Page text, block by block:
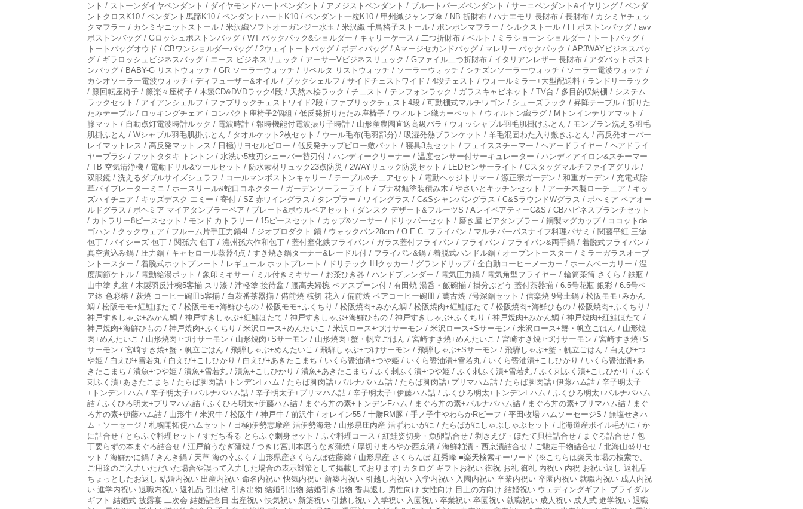
ント / ストーンダイヤペンダント / ダイヤモンドハートペンダント / アメジストペンダント / ブルートパーズペンダント / サーニペンダント&イヤリング / ペンダ
ントクロスK10 / ペンダント馬蹄K10 / ペンダントハートK10 / ペンダント一粒K10 / 甲州織ジャンプ傘 / NB 折財布 / ハナエモリ 長財布 / 長財布 / カシミヤチェッ
クマフラー / カシミヤニットストール / 米沢織ソフトオーガンジー水玉 / 米沢織 千鳥格子ストール / ポンポンマフラー / シルクストール / FI ボストンバッグ / аvv
ボストンバッグ / Gロッシュボストンバッグ / WT バックパック&ショルダー / キャリーケース / 二つ折財布 / ベルト / ミラショーン ショルダー / トートバッグ /
トートバッグオウド / CBワンショルダーバッグ / 2ウェイトートバッグ / ボディバッグ / Aマージセカンドバッグ / マレリー バックパック / AP3WAYビジネスバッ
グ / ギラロッシュビジネスバッグ / エース ビジネスリュック / アーサーVビジネスリュック / Gファイル二つ折財布 / イタリアンレザー 長財布 / アダバットボスト
ンバッグ / BABY-G リストウォッチ / GR ソーラーウォッチ / リベルタ リストウォッチ / ソーラーウォッチ / シチズンソーラーウォッチ / ソーラー電波ウォッチ /
カシオソーラー電波ウォッチ / ディフューザー&オイル / ブックシェルフ / サイドチェストワイド / 4段チェスト / ウォールミラー+大型配送料 / ランドリーラック
/ 籐回転座椅子 / 籐楽々座椅子 / 木製CD&DVDラック4段 / 天然木桧ラック / チェスト / テレフォンラック / ガラスキャビネット / TV台 / 多目的収納棚 / システム
ラックセット / アイアンシェルフ / ファブリックチェストワイド2段 / ファブリックチェスト4段 / 可動棚式マルチワゴン / シューズラック / 昇降テーブル / 折りた
たみテーブル / ロッキングチェア / コンパクト座椅子2個組 / 低反発折りたたみ座椅子 / ウィルトン織カーペット / ウィルトン織ラグ / Mトンインテリアマット /
籐マット / 自動点灯電波時計ルック / 電波時計 / 報時機能付電波振り子時計 / 山形産農園直送高級バラ / ウォッシャブル羽毛肌掛けふとん / モンブラン洗える羽毛
肌掛ふとん / Wシャブル羽毛肌掛ふとん / タオルケット2枚セット / ウール毛布(毛羽部分) / 吸湿発熱ブランケット / 羊毛混固わた入り敷きふとん / 高反発オーバー
レイマットレス / 高反発マットレス / 日極)リヨセルピロー / 低反発チップピロー敷パット / 寝具3点セット / フェイススチーマー / ヘアードライヤー / ヘアドライ
ヤーブラシ / フットタタキ トントン / 水洗い5枚刃シェーバー替刃付 / ハンディークリーナー / 温度センサー付サーキュレーター / ハンディアイロン&スチーマー
/ TB 空気清浄機 / 電動ドリル&ツールセット / 防水素材リュック23点防災 / 2WAYリュック防災セット / LEDセンサーライト / Cスタッグマルチファイアグリル /
双眼鏡 / 洗えるダブルサイズシュラフ / コールマンボストンキャリー / テーブル&チェアセット / 電動ヘッジトリマー / 源正宗ガーデン / 和重ガーデン / 充電式除
草バイブレーターミニ / ホースリール&蛇口コネクター / ガーデンソーラーライト / ブナ材無塗装積み木 / やさいとキッチンセット / アーチ木製ローチェア / キッ
ズハイチェア / キッズデスク エミー / 寄付 / SZ 赤ワイングラス / タンブラー / ワイングラス / C&Sシャンパングラス / C&SラウンドWグラス / ボヘミア ペアオー
ルドグラス / ボヘミア マイアタンブラーペア / プレート&ボウルペアセット / ダンスク デザート&フルーツS / AレイペアティーC&S / CBハピネスブランチセット
/ カトラリー8ピースセット / モンド カトラリー / 15ピースセット / カップ&ソーサー / ドリッパーセット / 磨き屋 ビアタンブラー / 銅製マグカップ / ココットde
ゴハン / クックウェア / フルーム片手圧力鍋4L / ジオプロダクト 鍋 / ウォックパン28cm / O.E.C. フライパン / マルチパーパスナイフ料理バサミ / 関藤平紅 三徳
包丁 / パイシーズ 包丁 / 関孫六 包丁 / 濃州孫六作和包丁 / 蓋付窒化鉄フライパン / ガラス蓋付フライパン / フライパン / フライパン&両手鍋 / 着脱式フライパン /
真空煮込み鍋 / 圧力鍋 / キャセロール蒸器4点 / すき焼き鍋ターナー&レードル付 / フライパン&鍋 / 着脱式ハンドル鍋 / オーブントースター / ミラーガラスオーブ
ントースター / 着脱式ホットプレート / レギュール ホットプレート / ドリテック IHクッカー / グランドリップ / 全自動コーヒーメーカー / ホームベーカリー / 温
度調節ケトル / 電動給湯ポット / 象印ミキサー / ミル付きミキサー / お茶ひき器 / ハンドブレンダー / 電気圧力鍋 / 電気角型フライヤー / 輪筒茶筒 さくら / 鉄瓶 /
山中塗 丸盆 / 木製羽反汁椀5客揃 スリ漆 / 津軽塗 接待盆 / 腰高夫婦椀 ペアスプーン付 / 有田焼 湯呑・飯碗揃 / 掛分ぶどう 蓋付茶器揃 / 6.5号花瓶 銀彩 / 6.5号ペ
ア鉢 色彩椿 / 萩焼 コーヒー碗皿5客揃 / 白萩番茶器揃 / 備前焼 桟切 花入 / 備前焼 ペアコーヒー碗皿 / 萬古焼 7号深鍋セット / 信楽焼 9号土鍋 / 松阪モモ+みかん
鯛 / 松阪モモ+紅鮭ほたて / 松阪モモ+海鮮ひもの / 松阪モモ+ふくちり / 松阪焼肉+みかん鯛 / 松阪焼肉+紅鮭ほたて / 松阪焼肉+海鮮ひもの / 松阪焼肉+ふくちり /
神戸すきしゃぶ+みかん鯛 / 神戸すきしゃぶ+紅鮭ほたて / 神戸すきしゃぶ+海鮮ひもの / 神戸すきしゃぶ+ふくちり / 神戸焼肉+みかん鯛 / 神戸焼肉+紅鮭ほたて /
神戸焼肉+海鮮ひもの / 神戸焼肉+ふくちり / 米沢ロース+めんたいこ / 米沢ロース+づけサーモン / 米沢ロース+Sサーモン / 米沢ロース+蟹・帆立ごはん / 山形焼
肉+めんたいこ / 山形焼肉+づけサーモン / 山形焼肉+Sサーモン / 山形焼肉+蟹・帆立ごはん / 宮崎すき焼+めんたいこ / 宮崎すき焼+づけサーモン / 宮崎すき焼+S
サーモン / 宮崎すき焼+蟹・帆立ごはん / 飛騨しゃぶ+めんたいこ / 飛騨しゃぶ+づけサーモン / 飛騨しゃぶ+Sサーモン / 飛騨しゃぶ+蟹・帆立ごはん / 白えび+つ
や姫 / 白えび+雪若丸 / 白えび+こしひかり / 白えび+あきたこまち / いくら醤油漬+つや姫 / いくら醤油漬+雪若丸 / いくら醤油漬+こしひかり / いくら醤油漬+あ
きたこまち / 漬魚+つや姫 / 漬魚+雪若丸 / 漬魚+こしひかり / 漬魚+あきたこまち / ふく刺ふく漬+つや姫 / ふく刺ふく漬+雪若丸 / ふく刺ふく漬+こしひかり / ふく
刺ふく漬+あきたこまち / たらば脚肉詰+トンデンFハム / たらば脚肉詰+バルナバハム詰 / たらば脚肉詰+プリマハム詰 / たらば脚肉詰+伊藤ハム詰 / 辛子明太子
+トンデンFハム / 辛子明太子+バルナバハム詰 / 辛子明太子+プリマハム詰 / 辛子明太子+伊藤ハム詰 / ふくひろ明太+トンデンFハム / ふくひろ明太+バルナバハム
詰 / ふくひろ明太+プリマハム詰 / ふくひろ明太+伊藤ハム詰 / まぐろ丼の素+トンデンFハム / まぐろ丼の素+バルナバハム詰 / まぐろ丼の素+プリマハム詰 / まぐ
ろ丼の素+伊藤ハム詰 / 山形牛 / 米沢牛 / 松阪牛 / 神戸牛 / 前沢牛 / オレイン55 / 十勝RM豚 / 手ノ子牛やわらかRビーフ / 平田牧場 ハムソーセージS / 無塩せきハ
ム・ソーセージ / 札幌開拓使ハムセット / 日極)伊勢志摩産 活伊勢海老 / 山形県庄内産 活ずわいがに / たらばがにしゃぶしゃぶセット / 北海道産ボイル毛がに / か
に詰合せ / とらふぐ料理セット / すだち香る とらふぐ刺身セット / ふぐ料理コース / 紅鮭姿切身・魚卵詰合せ / 剥きえび・ほたて貝柱詰合せ / まぐろ詰合せ / 包
丁要らずの本まぐろ詰合せ / 江戸前うなぎ蒲焼 / つきじ宮川本廛うなぎ蒲焼 / 厚切りまろやか西京漬 / 海鮮粕漬・西京漬詰合せ / ご馳走干物詰合せ / 北海山盛りセ
ット / 海鮮かに鍋 / きんき鍋 / 天草 海の幸ふく / 山形県産さくらんぼ佐藤錦 / 山形県産 さくらんぼ 紅秀峰 ■楽天検索キーワード (※こちらは楽天市場の検索で、
ご用途のご入力いただいた場合や誤って入力した場合の表示対策として掲載しております) カタログ ギフトお祝い 御祝 お礼 御礼 内祝い 内祝 お祝い返し 返礼品
ちょっとしたお返し 結婚内祝い 出産内祝い 命名内祝い 快気内祝い 新築内祝い 引越し内祝い 入学内祝い 入園内祝い 卒業内祝い 卒園内祝い 就職内祝い 成人内祝
い 進学内祝い 退職内祝い 返礼品 引出物 引き出物 結婚引出物 結婚引き出物 香典返し 男性向け 女性向け 目上の方向け 結婚祝い ウェディングギフト ブライダル
ギフト 結婚式 披露宴 二次会 結婚記念日 出産祝い 快気祝い 新築祝い 引越し祝い 入学祝い 入園祝い 卒業祝い 卒園祝い 就職祝い 成人祝い 成人式 進学祝い 退職